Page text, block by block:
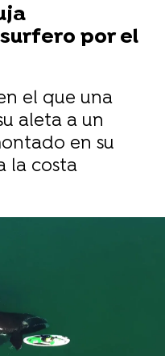
por el
el que una
aleta a un
en su
la costa